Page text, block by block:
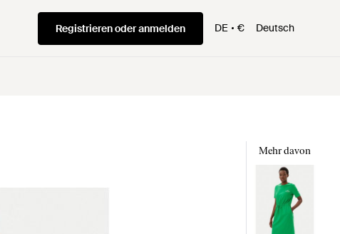
Registrieren oder anmelden DE € Deutsch
Mehr davon